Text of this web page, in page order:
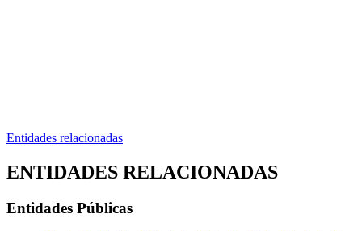
Entidades relacionadas
ENTIDADES RELACIONADAS
Entidades Públicas